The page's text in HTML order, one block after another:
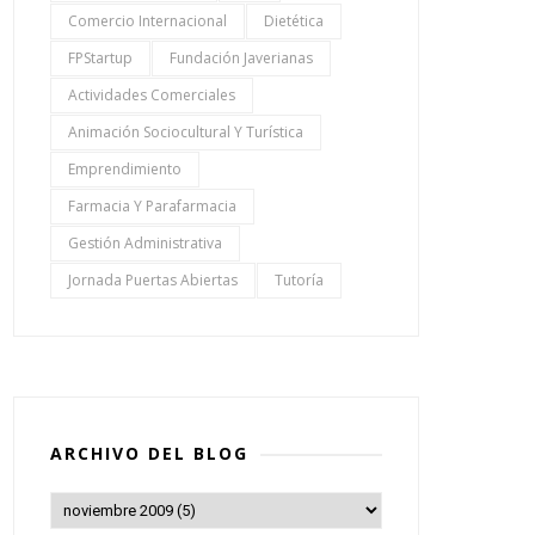
Comercio Internacional
Dietética
FPStartup
Fundación Javerianas
Actividades Comerciales
Animación Sociocultural Y Turística
Emprendimiento
Farmacia Y Parafarmacia
Gestión Administrativa
Jornada Puertas Abiertas
Tutoría
ARCHIVO DEL BLOG